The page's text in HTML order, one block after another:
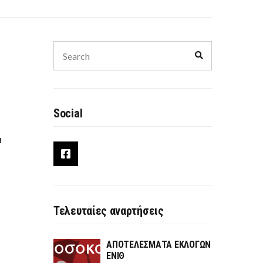
for:
Social
Τελευταίες αναρτήσεις
ΑΠΟΤΕΛΕΣΜΑΤΑ ΕΚΛΟΓΩΝ
ΕΝΙΘ